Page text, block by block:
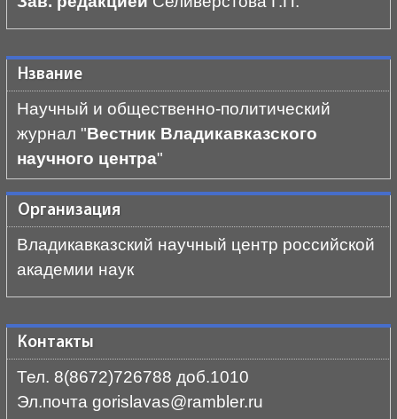
Нзвание
Научный и общественно-политический
журнал "Вестник Владикавказского
научного центра"
Организация
Владикавказский научный центр российской
академии наук
Контакты
Тел. 8(8672)726788 доб.1010
Эл.почта gorislavas@rambler.ru